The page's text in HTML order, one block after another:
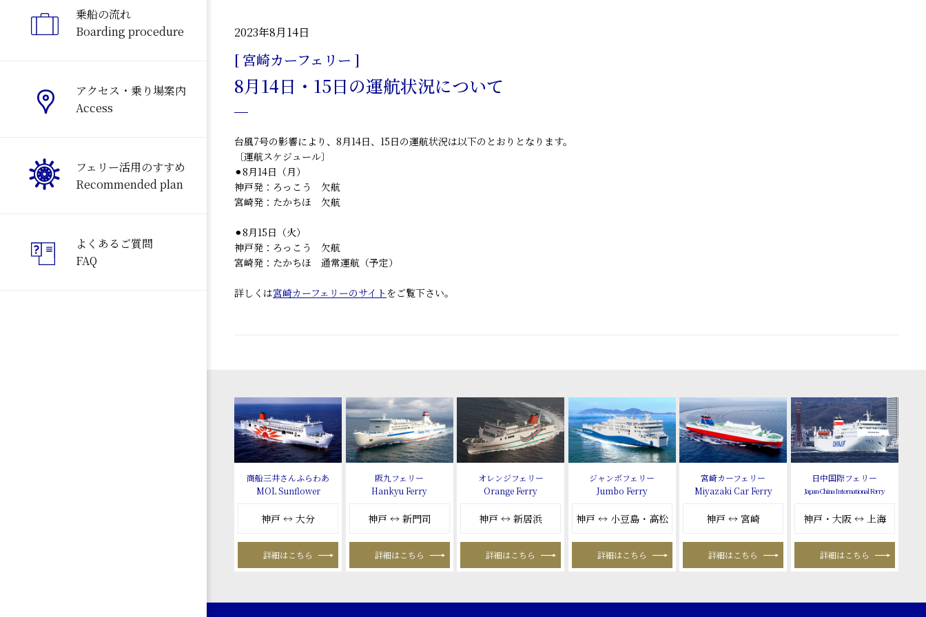
乗船の流れ
Boarding procedure
アクセス・乗り場案内
Access
フェリー活用のすすめ
Recommended plan
よくあるご質問
FAQ
2023年8月14日
[ 宮崎カーフェリー ]
8月14日・15日の運航状況について
台風7号の影響により、8月14日、15日の運航状況は以下のとおりとなります。
〔運航スケジュール〕
⚫︎8月14日（月）
神戸発：ろっこう 欠航
宮崎発：たかちほ 欠航
⚫︎8月15日（火）
神戸発：ろっこう 欠航
宮崎発：たかちほ 通常運航（予定）
詳しくは宮崎カーフェリーのサイト をご覧下さい。
商船三井さんふらわあ
MOL Sunflower
神戸 ↔ 大分
詳細はこちら
阪九フェリー
Hankyu Ferry
神戸 ↔ 新門司
詳細はこちら
オレンジフェリー
Orange Ferry
神戸 ↔ 新居浜
詳細はこちら
ジャンボフェリー
Jumbo Ferry
神戸 ↔ 小豆島・高松
詳細はこちら
宮崎カーフェリー
Miyazaki Car Ferry
神戸 ↔ 宮崎
詳細はこちら
日中国際フェリー
Japan-China International Ferry
神戸・大阪 ↔ 上海
詳細はこちら